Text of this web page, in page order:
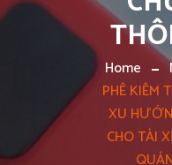
Home
PHÊ KIÊM
XU
CHO TÀI